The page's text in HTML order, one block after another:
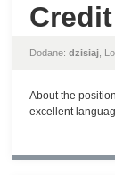
Dodane: dzisiaj ,
About the
excellent